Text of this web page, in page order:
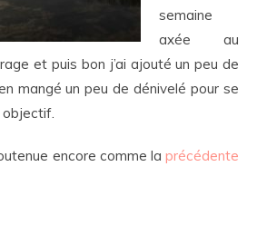
semaine
axée au
et puis bon j’ai ajouté un peu de
mangé un peu de dénivelé pour se
objectif.
encore comme la précédente